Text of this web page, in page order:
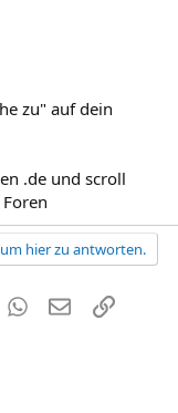
zu" auf dein
.de und scroll
hier zu antworten.
WhatsApp
E-MailLink